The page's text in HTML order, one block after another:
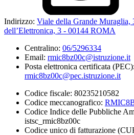
Indirizzo: Viale della Grande
dell’Elettronica, 3 - 00144 ROMA
Centralino: 06/5296334
Email: rmic8bz00c@istruzione.it
Posta elettronica certificata (PEC):
rmic8bz00c@pec.istruzione.it
Codice fiscale: 80235210582
Codice meccanografico:
Codice Indice delle Pubbliche
istsc_rmic8bz00c
Codice unico di fatturazione